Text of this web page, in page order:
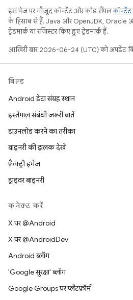
इस पेज पर मौजूद कॉन्टेंट और कोड सैंपल
के हिसाब से हैं. Java और OpenJDK, Oracle
ट्रेडमार्क या रजिस्टर किए हुए ट्रेडमार्क हैं.
आखिरी बार 2026-06-24 (UTC) को अपडेट
बिल्ड
Android डेटा संग्रह स्थान
इस्तेमाल संबंधी ज़रूरी बातें
डाउनलोड करने का तरीका
बाइनरी की झलक देखें
फ़ैक्ट्री इमेज
ड्राइवर बाइनरी
कनेक्ट करें
X पर @Android
X पर @AndroidDev
Android ब्लॉग
'Google सुरक्षा' ब्लॉग
Google Groups पर प्लैटफ़ॉर्म